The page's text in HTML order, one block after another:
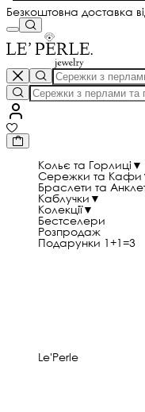
Безкоштовна доставка
Кольє та Горлиці ▼
Сережки та Кафи
Браслети та
Каблучки ▼
Колекції▼
Бестселери
Розпродаж
Подарунки 1+1=3
Le'Perle